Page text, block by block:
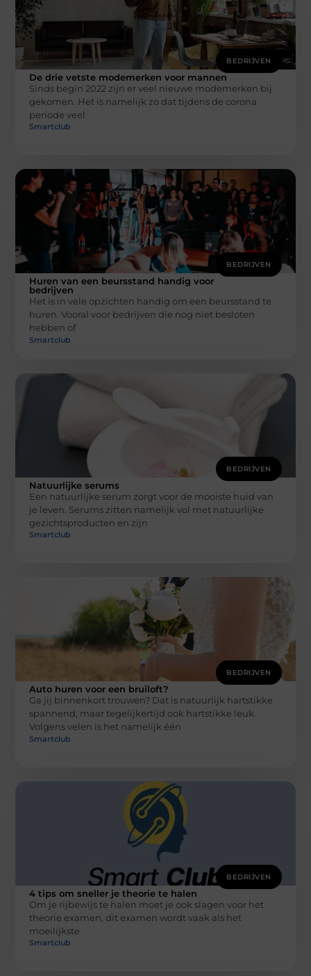
BEDRIJVEN
De drie vetste modemerken voor mannen
Sinds begin 2022 zijn er veel nieuwe modemerken bij
gekomen. Het is namelijk zo dat tijdens de corona
periode veel
Smartclub
BEDRIJVEN
Huren van een beursstand handig voor
bedrijven
Het is in vele opzichten handig om een beursstand te
huren. Vooral voor bedrijven die nog niet besloten
hebben of
Smartclub
BEDRIJVEN
Natuurlijke serums
Een natuurlijke serum zorgt voor de mooiste huid van
je leven. Serums zitten namelijk vol met natuurlijke
gezichtsproducten en zijn
Smartclub
BEDRIJVEN
Auto huren voor een bruiloft?
Ga jij binnenkort trouwen? Dat is natuurlijk hartstikke
spannend, maar tegelijkertijd ook hartstikke leuk.
Volgens velen is het namelijk één
Smartclub
BEDRIJVEN
4 tips om sneller je theorie te halen
Om je rijbewijs te halen moet je ook slagen voor het
theorie examen, dit examen wordt vaak als het
moeilijkste
Smartclub